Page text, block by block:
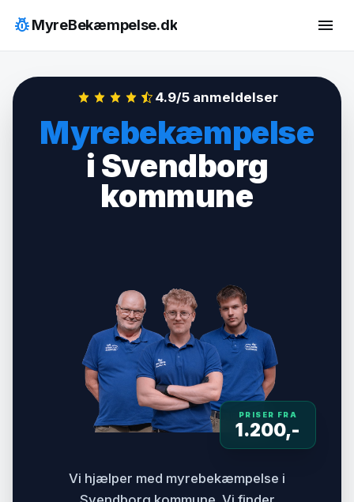
indhold
pest_controlMyreBekæmpelse.dk menu
4.9/5 anmeldelser
Myrebekæmpelse
i Svendborg
kommune
PRISER FRA
1.200,-
Vi hjælper med myrebekæmpelse i